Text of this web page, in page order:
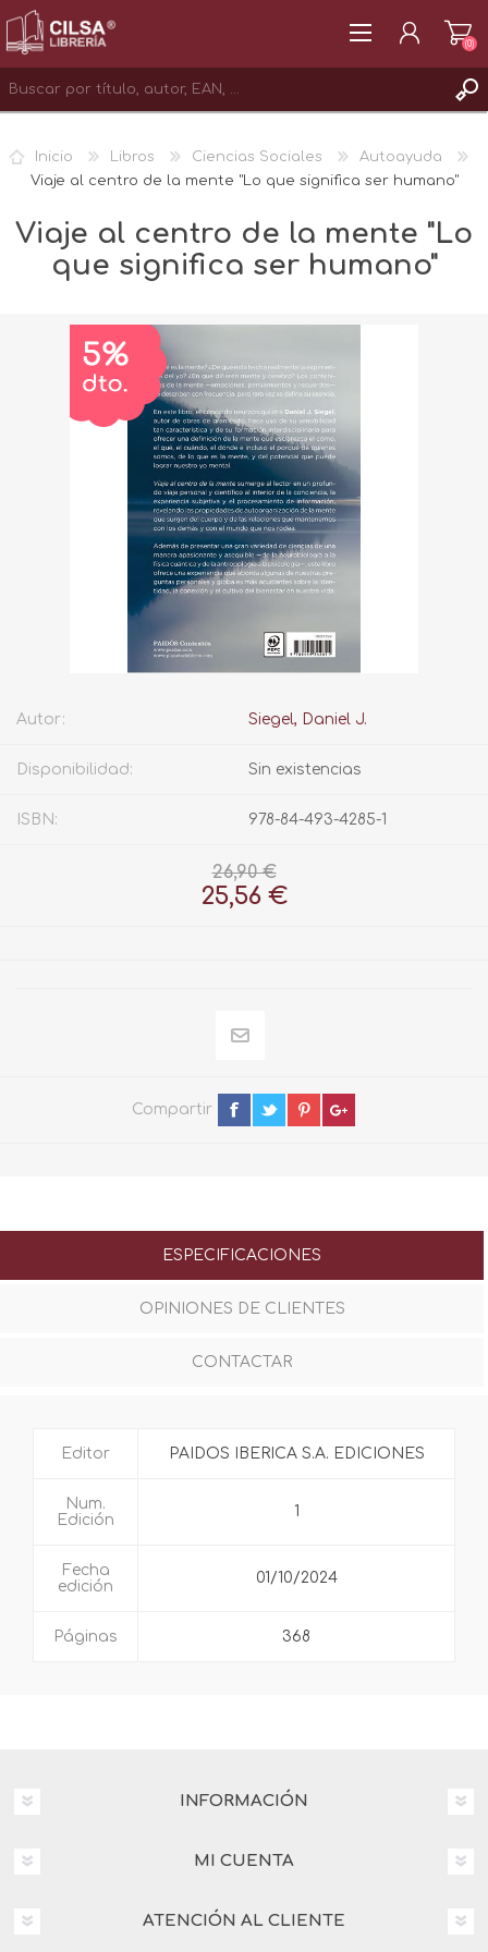
INICIAR SESIÓN
(0)
Inicio Libros Ciencias Sociales
Autoayuda
Viaje al centro de la mente "Lo que significa ser humano"
Viaje al centro de la mente "Lo
que significa ser humano"
Autor: Siegel, Daniel J.
Disponibilidad: Sin existencias
ISBN: 978-84-493-4285-1
26,90 €
25,56 €
Compartir
ESPECIFICACIONES
OPINIONES DE CLIENTES
CONTACTAR
Editor PAIDOS IBERICA S.A. EDICIONES
Num.
Edición
1
Fecha
edición
01/10/2024
Páginas 368
INFORMACIÓN
MI CUENTA
ATENCIÓN AL CLIENTE